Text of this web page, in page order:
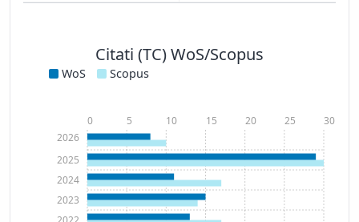
Citati (TC) WoS/Scopus
WoS Scopus
2023
2024
2025
2026
0 5 10 15 20 25 30